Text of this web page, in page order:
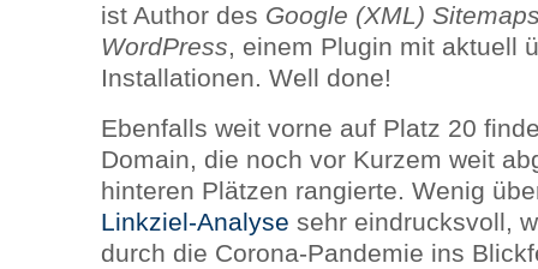
ist Author des Google (XML)
WordPress, einem Plugin mit aktuell
Installationen. Well done!
Ebenfalls weit vorne auf Platz 20
Domain, die noch vor Kurzem weit
hinteren Plätzen rangierte. Wenig
Linkziel-Analyse sehr eindrucksvoll,
durch die Corona-Pandemie ins